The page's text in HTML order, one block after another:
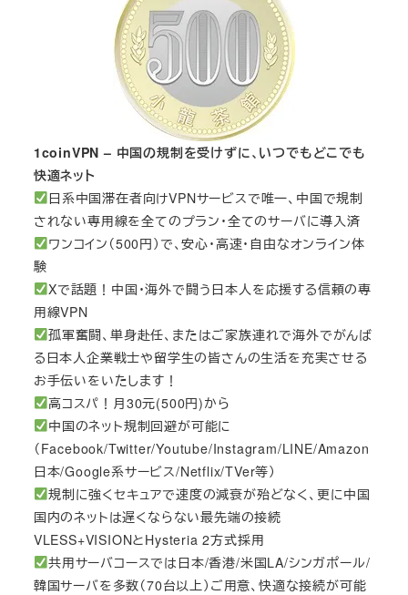
1coinVPN – 中国の規制を受けずに、いつでもどこでも
快適ネット
日系中国滞在者向けVPNサービスで唯一、中国で規制
されない専用線を全てのプラン・全てのサーバに導入済
ワンコイン（500円）で、安心・高速・自由なオンライン体
験
Xで話題！中国・海外で闘う日本人を応援する信頼の専
用線VPN
孤軍奮闘、単身赴任、またはご家族連れで海外でがんば
る日本人企業戦士や留学生の皆さんの生活を充実させる
お手伝いをいたします！
高コスパ！月30元(500円)から
中国のネット規制回避が可能に
（Facebook/Twitter/Youtube/Instagram/LINE/Amazon
日本/Google系サービス/Netflix/TVer等）
規制に強くセキュアで速度の減衰が殆どなく、更に中国
国内のネットは遅くならない最先端の接続
VLESS+VISIONとHysteria 2方式採用
共用サーバコースでは日本/香港/米国LA/シンガポール/
韓国サーバを多数（70台以上）ご用意、快適な接続が可能